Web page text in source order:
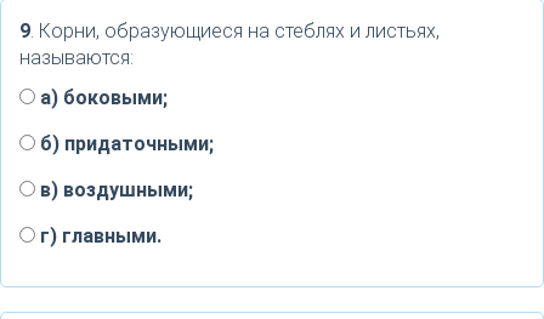
9. Корни, образующиеся на стеблях и листьях,
называются:
a) боковыми;
б) придаточными;
в) воздушными;
г) главными.